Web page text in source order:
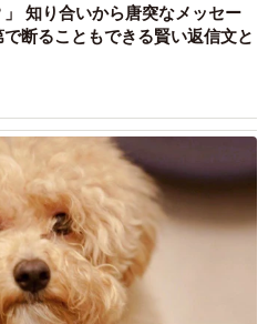
」 知り合いから唐突なメッセー
断ることもできる賢い返信文と